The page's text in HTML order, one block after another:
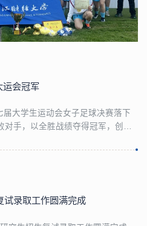
运会冠军
大学生运动会女子足球决赛落下
对手，以全胜战绩夺得冠军，创下
赛事，本届省大运会女足比赛汇
强的斗志，一路过关斩将，成功
试录取工作圆满完成